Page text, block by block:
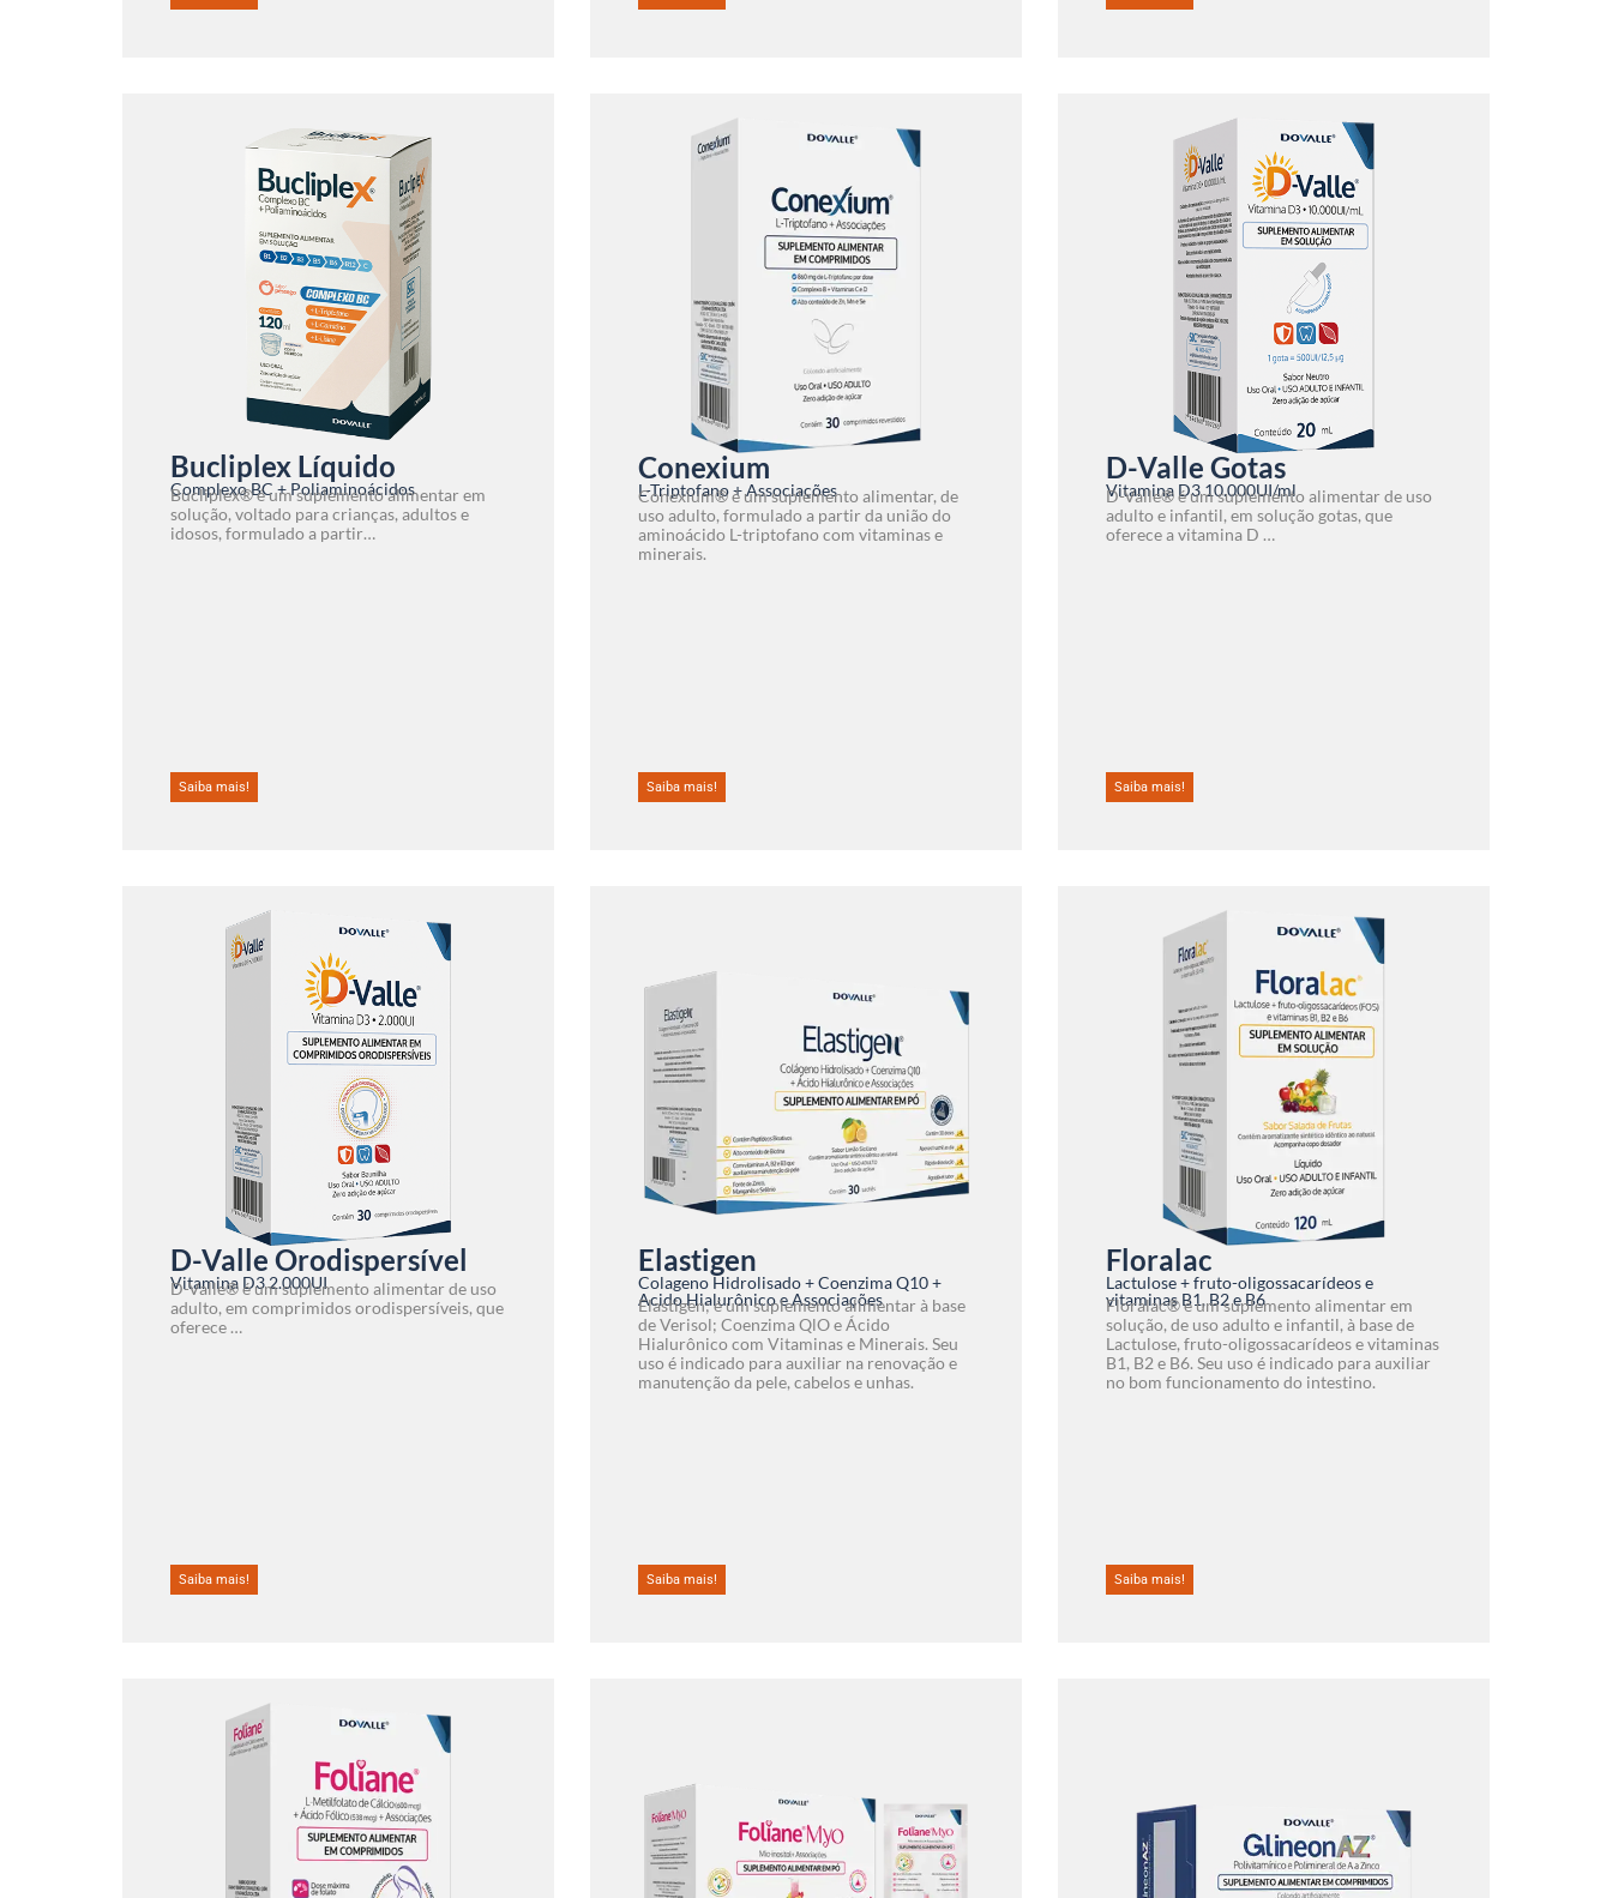
Bucliplex Líquido
Complexo BC + Poliaminoácidos
Bucliplex® é um suplemento alimentar em
solução, voltado para crianças, adultos e
idosos, formulado a partir…
Saiba mais!
Conexium
L-Triptofano + Associações
Conexium® é um suplemento alimentar, de
uso adulto, formulado a partir da união do
aminoácido L-triptofano com vitaminas e
minerais.
Saiba mais!
D-Valle Gotas
Vitamina D3 10.000UI/ml
D-Valle® é um suplemento alimentar de uso
adulto e infantil, em solução gotas, que
oferece a vitamina D …
Saiba mais!
D-Valle Orodispersível
Vitamina D3 2.000UI
D-Valle® é um suplemento alimentar de uso
adulto, em comprimidos orodispersíveis, que
oferece …
Saiba mais!
Elastigen
Colageno Hidrolisado + Coenzima Q10 +
Acido Hialurônico e Associações
Elastigen; é um suplemento alimentar à base
de Verisol; Coenzima QlO e Ácido
Hialurônico com Vitaminas e Minerais. Seu
uso é indicado para auxiliar na renovação e
manutenção da pele, cabelos e unhas.
Saiba mais!
Floralac
Lactulose + fruto-oligossacarídeos e
vitaminas B1, B2 e B6
Floralac® é um suplemento alimentar em
solução, de uso adulto e infantil, à base de
Lactulose, fruto-oligossacarídeos e vitaminas
B1, B2 e B6. Seu uso é indicado para auxiliar
no bom funcionamento do intestino.
Saiba mais!